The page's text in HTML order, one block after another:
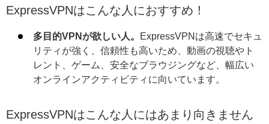
ExpressVPNはこんな人におすすめ！
多目的VPNが欲しい人。
ExpressVPNは高速でセキュ
リティが強く、信頼性も高いため、動画の視聴やト
レント、ゲーム、安全なブラウジングなど、幅広い
オンラインアクティビティに向いています。
ExpressVPNはこんな人にはあまり向きません